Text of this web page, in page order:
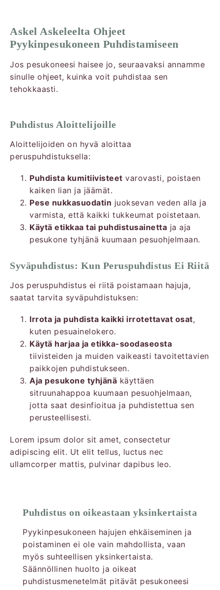
Askel Askeleelta Ohjeet
Pyykinpesukoneen Puhdistamiseen
Jos pesukoneesi haisee jo, seuraavaksi annamme
sinulle ohjeet, kuinka voit puhdistaa sen
tehokkaasti.
Puhdistus Aloittelijoille
Aloittelijoiden on hyvä aloittaa
peruspuhdistuksella:
Puhdista kumitiivisteet varovasti, poistaen
kaiken lian ja jäämät.
Pese nukkasuodatin juoksevan veden alla ja
varmista, että kaikki tukkeumat poistetaan.
Käytä etikkaa tai puhdistusainetta ja aja
pesukone tyhjänä kuumaan pesuohjelmaan.
Syväpuhdistus: Kun Peruspuhdistus Ei Riitä
Jos peruspuhdistus ei riitä poistamaan hajuja,
saatat tarvita syväpuhdistuksen:
Irrota ja puhdista kaikki irrotettavat osat,
kuten pesuainelokero.
Käytä harjaa ja etikka-soodaseosta
tiivisteiden ja muiden vaikeasti tavoitettavien
paikkojen puhdistukseen.
Aja pesukone tyhjänä käyttäen
sitruunahappoa kuumaan pesuohjelmaan,
jotta saat desinfioitua ja puhdistettua sen
perusteellisesti.
Lorem ipsum dolor sit amet, consectetur
adipiscing elit. Ut elit tellus, luctus nec
ullamcorper mattis, pulvinar dapibus leo.
Puhdistus on oikeastaan yksinkertaista
Pyykinpesukoneen hajujen ehkäiseminen ja
poistaminen ei ole vain mahdollista, vaan
myös suhteellisen yksinkertaista.
Säännöllinen huolto ja oikeat
puhdistusmenetelmät pitävät pesukoneesi